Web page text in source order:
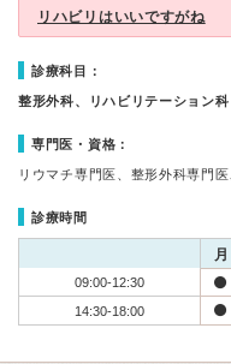
リハビリはいいですがね
診療科目：
整形外科、リハビリテーション科
専門医・資格：
リウマチ専門医、整形外科専門
診療時間
月
09:00-12:30
14:30-18:00